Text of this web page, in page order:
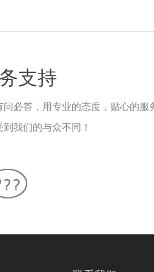
支持
必答，用专业的态度，贴心的服
我们的与众不同！